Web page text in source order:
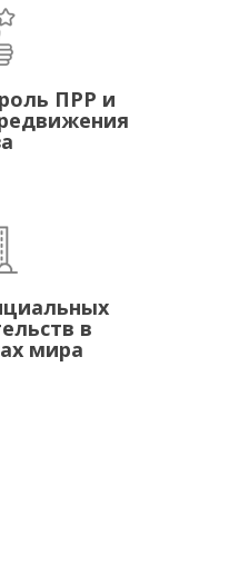
ПРР и
в
мира